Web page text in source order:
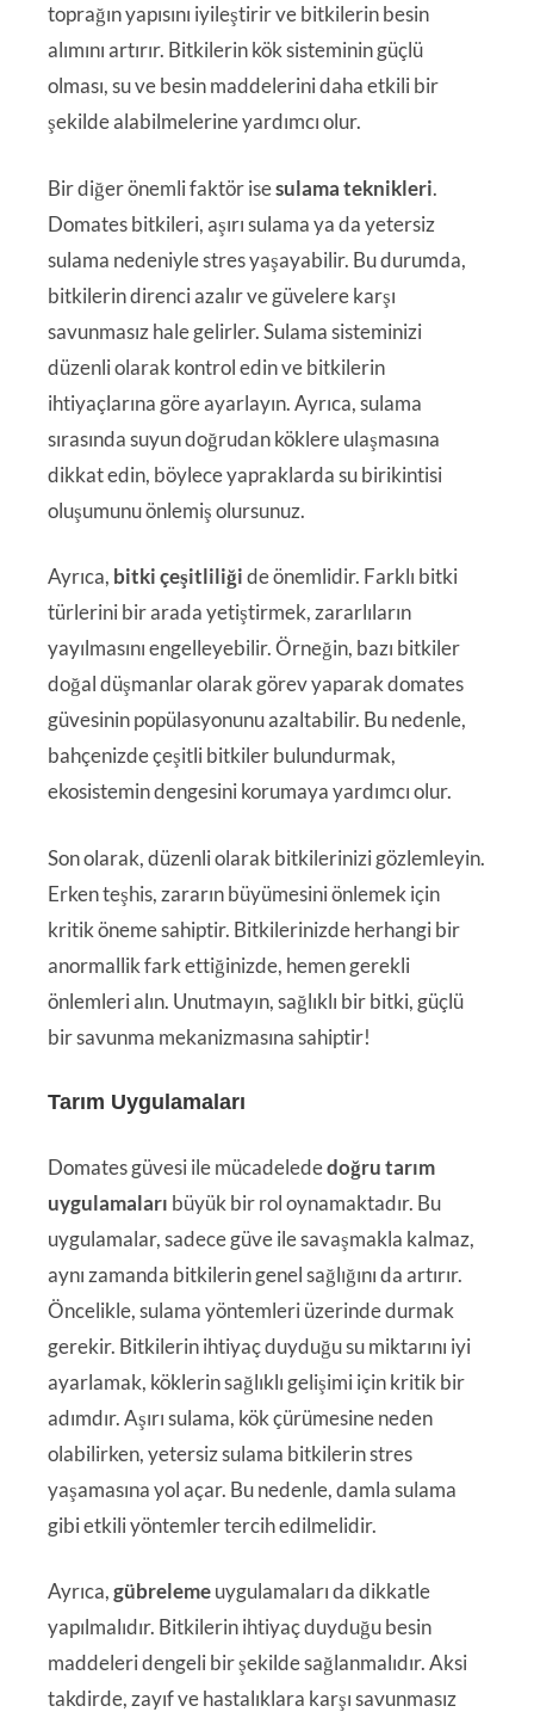
toprağın yapısını iyileştirir ve bitkilerin besin
alımını artırır. Bitkilerin kök sisteminin güçlü
olması, su ve besin maddelerini daha etkili bir
şekilde alabilmelerine yardımcı olur.
Bir diğer önemli faktör isesulama teknikleri.
Domates bitkileri, aşırı sulama ya da yetersiz
sulama nedeniyle stres yaşayabilir. Bu durumda,
bitkilerin direnci azalır ve güvelere karşı
savunmasız hale gelirler. Sulama sisteminizi
düzenli olarak kontrol edin ve bitkilerin
ihtiyaçlarına göre ayarlayın. Ayrıca, sulama
sırasında suyun doğrudan köklere ulaşmasına
dikkat edin, böylece yapraklarda su birikintisi
oluşumunu önlemiş olursunuz.
Ayrıca, bitki çeşitliliğide önemlidir. Farklı bitki
türlerini bir arada yetiştirmek, zararlıların
yayılmasını engelleyebilir. Örneğin, bazı bitkiler
doğal düşmanlar olarak görev yaparak domates
güvesinin popülasyonunu azaltabilir. Bu nedenle,
bahçenizde çeşitli bitkiler bulundurmak,
ekosistemin dengesini korumaya yardımcı olur.
Son olarak, düzenli olarak bitkilerinizi gözlemleyin.
Erken teşhis, zararın büyümesini önlemek için
kritik öneme sahiptir. Bitkilerinizde herhangi bir
anormallik fark ettiğinizde, hemen gerekli
önlemleri alın. Unutmayın, sağlıklı bir bitki, güçlü
bir savunma mekanizmasına sahiptir!
Tarım Uygulamaları
Domates güvesi ile mücadelededoğru tarım
uygulamaları büyük bir rol oynamaktadır. Bu
uygulamalar, sadece güve ile savaşmakla kalmaz,
aynı zamanda bitkilerin genel sağlığını da artırır.
Öncelikle, sulama yöntemleri üzerinde durmak
gerekir. Bitkilerin ihtiyaç duyduğu su miktarını iyi
ayarlamak, köklerin sağlıklı gelişimi için kritik bir
adımdır. Aşırı sulama, kök çürümesine neden
olabilirken, yetersiz sulama bitkilerin stres
yaşamasına yol açar. Bu nedenle, damla sulama
gibi etkili yöntemler tercih edilmelidir.
Ayrıca,gübrelemeuygulamaları da dikkatle
yapılmalıdır. Bitkilerin ihtiyaç duyduğu besin
maddeleri dengeli bir şekilde sağlanmalıdır. Aksi
takdirde, zayıf ve hastalıklara karşı savunmasız